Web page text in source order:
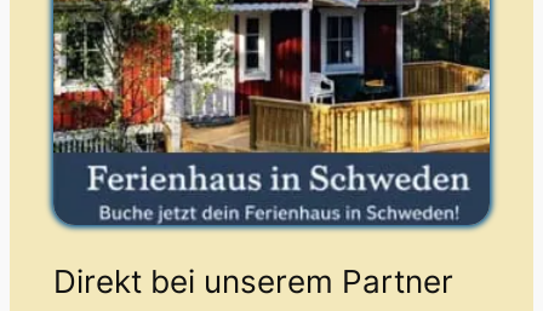
Direkt bei unserem Partner